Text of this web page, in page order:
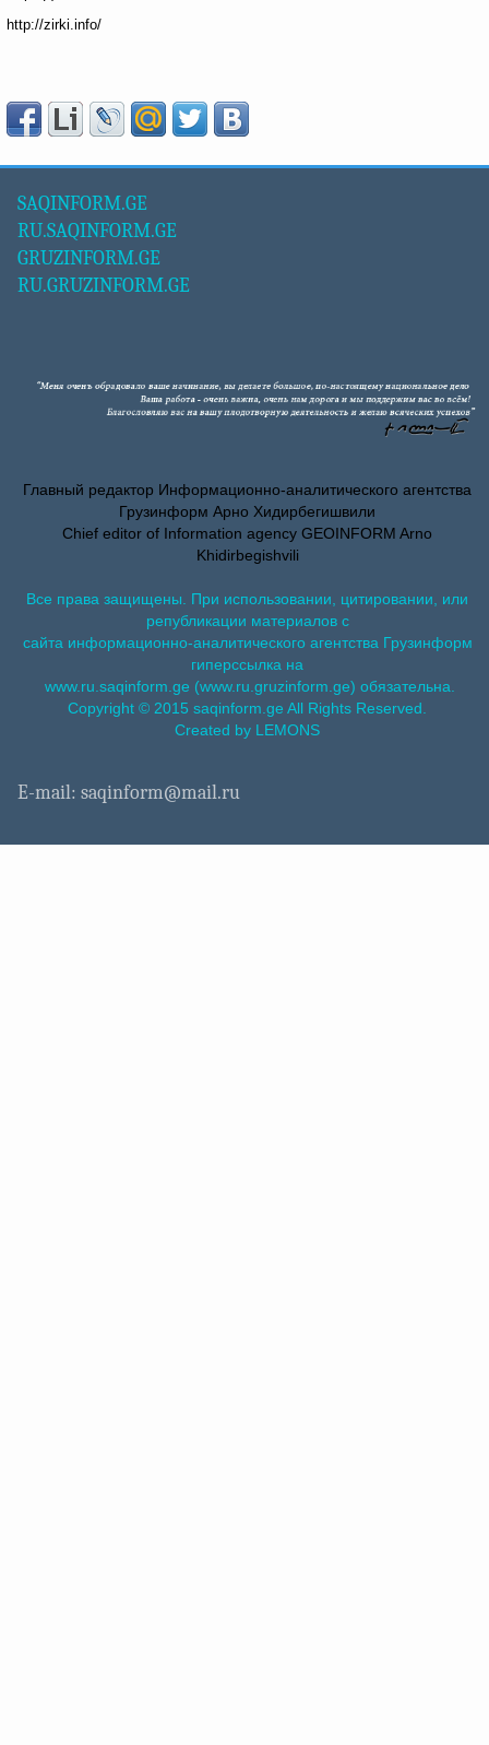
http://zirki.info/
SAQINFORM.GE
RU.SAQINFORM.GE
GRUZINFORM.GE
RU.GRUZINFORM.GE
Главный редактор Информационно-аналитического агентства
Грузинформ Арно Хидирбегишвили
Chief editor of Information agency GEOINFORM Arno
Khidirbegishvili
Все права защищены. При использовании, цитировании, или
републикации материалов с
сайта информационно-аналитического агентства Грузинформ
гиперссылка на
www.ru.saqinform.ge (www.ru.gruzinform.ge) обязательна.
Copyright © 2015 saqinform.ge All Rights Reserved.
Created by LEMONS
E-mail: saqinform@mail.ru